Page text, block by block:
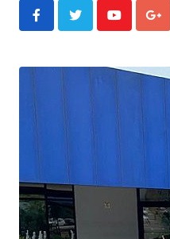
Youtube